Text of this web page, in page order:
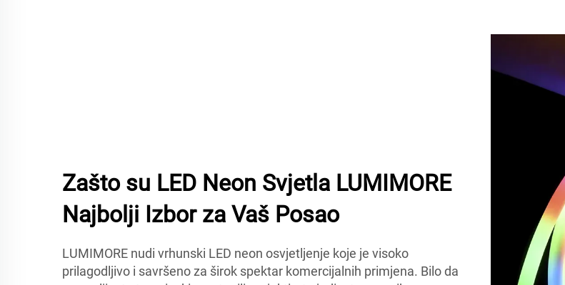
Zašto su LED Neon Svjetla LUMIMORE
Najbolji Izbor za Vaš Posao
LUMIMORE nudi vrhunski LED neon osvjetljenje koje je visoko
prilagodljivo i savršeno za širok spektar komercijalnih primjena. Bilo da